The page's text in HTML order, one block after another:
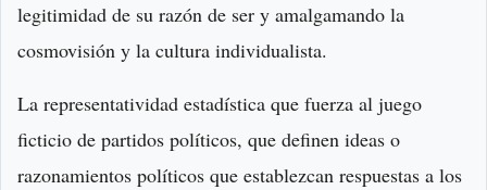
legitimidad de su razón de ser y amalgamando la
cosmovisión y la cultura individualista.
La representatividad estadística que fuerza al juego
ficticio de partidos políticos, que definen ideas o
razonamientos políticos que establezcan respuestas a los